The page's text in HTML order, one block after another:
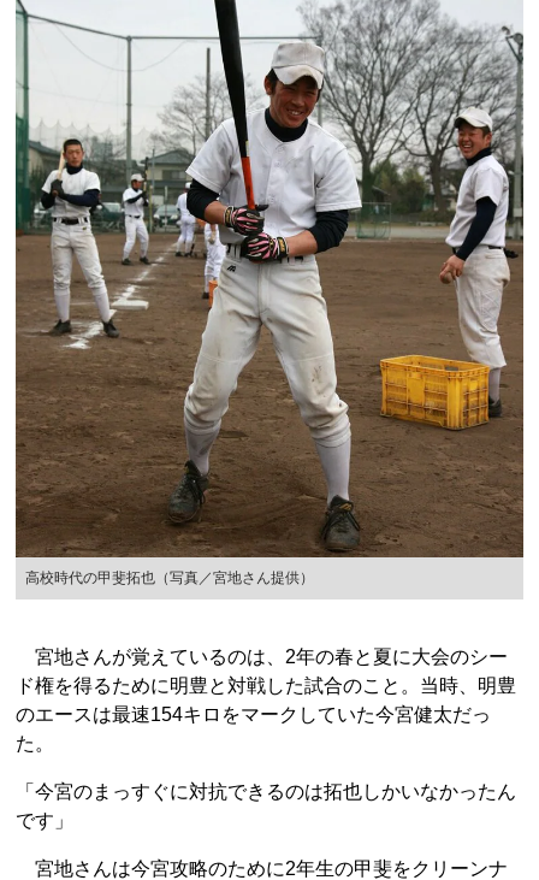
高校時代の甲斐拓也（写真／宮地さん提供）
宮地さんが覚えているのは、2年の春と夏に大会のシー
ド権を得るために明豊と対戦した試合のこと。当時、明豊
のエースは最速154キロをマークしていた今宮健太だっ
た。
「今宮のまっすぐに対抗できるのは拓也しかいなかったん
です」
宮地さんは今宮攻略のために2年生の甲斐をクリーンナ